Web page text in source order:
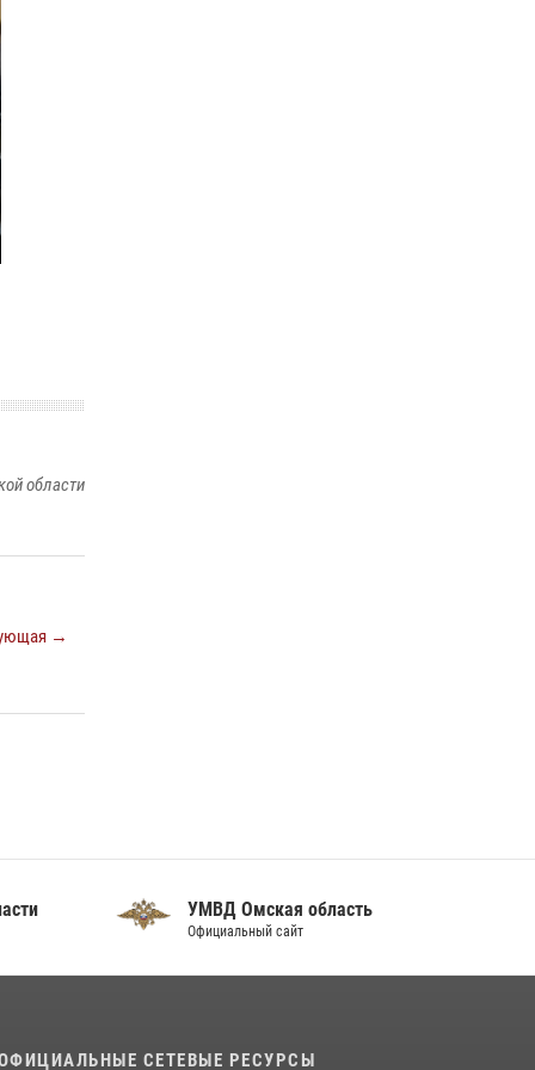
области
→
УМВД Омская область
Официальный сайт
СЕТЕВЫЕ РЕСУРСЫ